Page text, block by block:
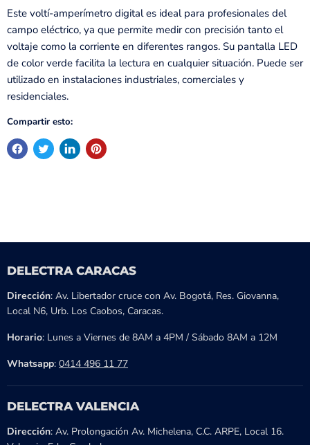
Este voltí-amperímetro digital es ideal para profesionales del
campo eléctrico, ya que permite medir con precisión tanto el
voltaje como la corriente en diferentes rangos. Su pantalla LED
de color verde facilita la lectura en cualquier situación. Puede ser
utilizado en instalaciones industriales, comerciales y
residenciales.
Compartir esto:
DELECTRA CARACAS
Dirección: Av. Libertador cruce con Av. Bogotá, Res. Giovanna,
Local N6, Urb. Los Caobos, Caracas.
Horario: Lunes a Viernes de 8AM a 4PM / Sábado 8AM a 12M
Whatsapp: 0414 496 11 77
DELECTRA VALENCIA
Dirección: Av. Prolongación Av. Michelena, C.C. ARPE, Local 16.